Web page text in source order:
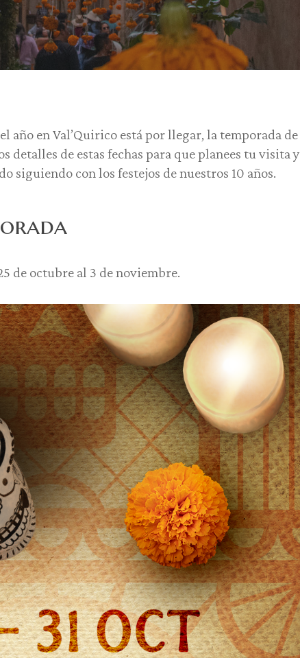
año en Val’Quirico está por llegar, la temporada de
detalles de estas fechas para que planees tu visita y
siguiendo con los festejos de nuestros 10 años.
de octubre al 3 de noviembre.